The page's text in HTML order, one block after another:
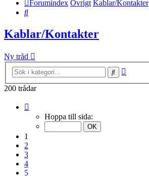
Forumindex Övrigt Kablar/Kontakter
Sök
Kablar/Kontakter
Ny tråd
Sök
200 trådar
Hoppa till sida:
1
2
3
4
5